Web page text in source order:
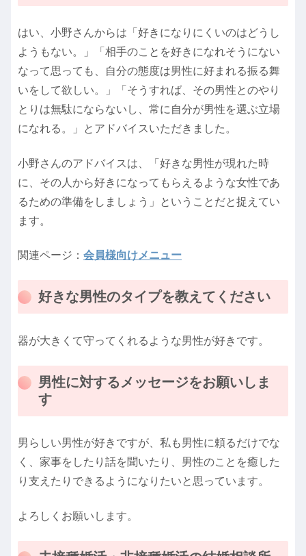
はい、小野さんからは「好きになりにくいのはどうし
ようもない。」「相手のことを好きになれそうにない
なって思っても、自分の態度は男性に好まれる振る舞
いをして欲しい。」「そうすれば、その男性とのやり
とりは無駄にならないし、常に自分が男性を選ぶ立場
になれる。」とアドバイスいただきました。
小野さんのアドバイスは、「好きな男性が現れた時
に、その人から好きになってもらえるような女性であ
るための準備をしましょう」ということだと捉えてい
ます。
関連ページ： 会員様向けメニュー
好きな男性のタイプを教えてください
器が大きくて守ってくれるような男性が好きです。
男性に対するメッセージをお願いしま
す
男らしい男性が好きですが、私も男性に頼るだけでな
く、家事をしたり話を聞いたり、男性のことを癒した
り支えたりできるようになりたいと思っています。
よろしくお願いします。